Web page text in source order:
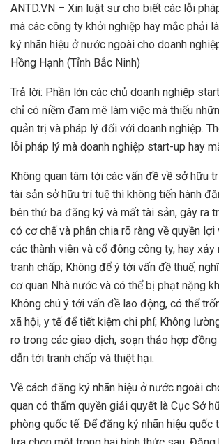
ANTD.VN – Xin luật sư cho biết các lỗi
mà các công ty khởi nghiệp hay mắc phải
ký nhãn hiệu ở nước ngoài cho doanh
Hồng Hạnh (Tỉnh Bắc Ninh)
Trả lời: Phần lớn các chủ doanh nghiệp
chỉ có niềm đam mê làm việc mà thiếu
quản trị và pháp lý đối với doanh nghiệp.
lỗi pháp lý mà doanh nghiệp start-up hay
Không quan tâm tới các vấn đề về sở hữu
tài sản sở hữu trí tuệ thì không tiến hành
bên thứ ba đăng ký và mất tài sản, gây ra
có cơ chế và phân chia rõ ràng về quyền
các thành viên và cổ đông công ty, hay xảy
tranh chấp; Không để ý tới vấn đề thuế,
cơ quan Nhà nước và có thể bị phạt nặng
Không chú ý tới vấn đề lao động, có thể
xã hội, y tế để tiết kiệm chi phí; Không
ro trong các giao dịch, soạn thảo hợp
dẫn tới tranh chấp và thiệt hại.
Về cách đăng ký nhãn hiệu ở nước ngoài
quan có thẩm quyền giải quyết là Cục Sở
phòng quốc tế. Để đăng ký nhãn hiệu quốc